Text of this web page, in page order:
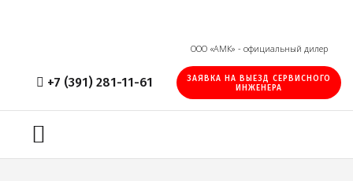
ООО «АМК» - официальный дилер
+7 (391) 281-11-61
ЗАЯВКА НА ВЫЕЗД СЕРВИСНОГО
ИНЖЕНЕРА